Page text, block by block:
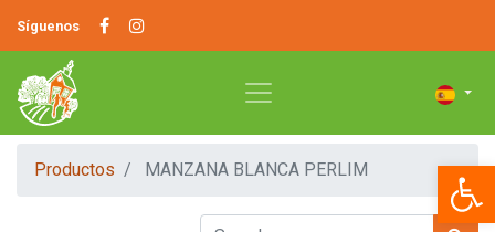
Síguenos
Productos MANZANA BLANCA PERLIM